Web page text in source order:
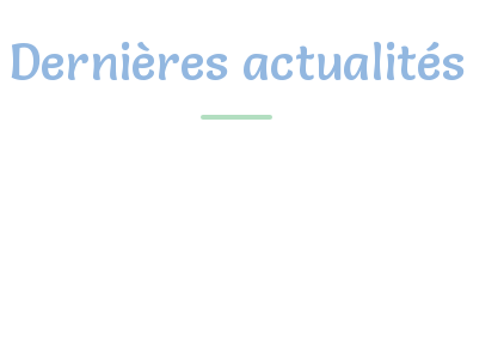
Dernières actualités